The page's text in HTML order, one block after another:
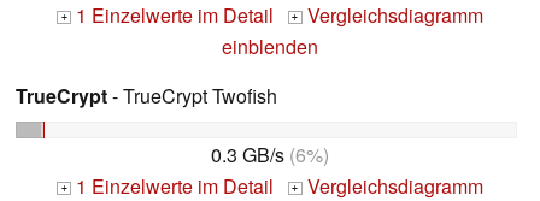
+ 1 Einzelwerte im Detail + Vergleichsdiagramm
einblenden
TrueCrypt- TrueCrypt Twofish
0.3 GB/s (6%)
+ 1 Einzelwerte im Detail + Vergleichsdiagramm